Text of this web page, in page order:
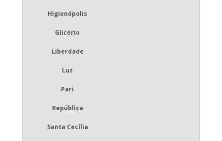
Higienópolis
Glicério
Liberdade
Luz
Pari
República
Santa Cecília